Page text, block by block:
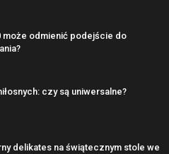
może odmienić podejście do
czy są uniwersalne?
delikates na świątecznym stole we